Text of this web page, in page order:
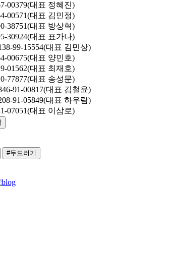
00379(대표 정혜진)
00571(대표 김민정)
38751(대표 방상혁)
30924(대표 표가나)
99-15554(대표 김민상)
00675(대표 양민호)
01562(대표 최재호)
77877(대표 송성문)
91-00817(대표 김철윤)
91-05849(대표 하우람)
07051(대표 이삼로)
#두드러기